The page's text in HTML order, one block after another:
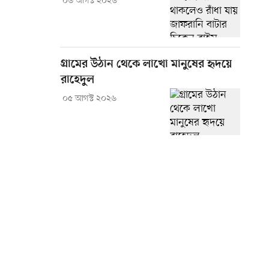
গ্রামের উঠান থেকে লাখো মানুষের হৃদয়ে
রাহেদুল
০৫ আগস্ট ২০২৬